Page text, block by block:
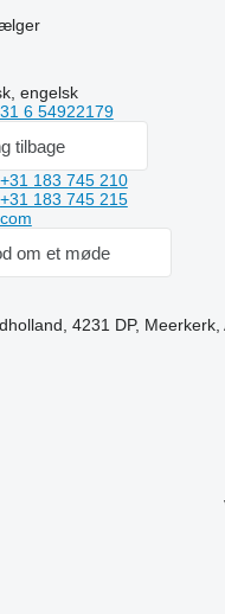
engelsk
6 54922179
tilbage
+31 183 745 210
+31 183 745 215
om et møde
4231 DP,